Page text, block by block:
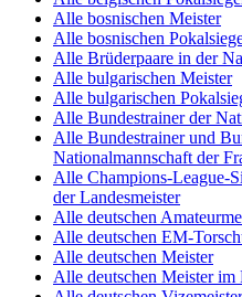
Alle bosnischen Meister
Alle bosnischen
Alle Brüderpaare in der
Alle bulgarischen Meister
Alle bulgarischen
Alle Bundestrainer der
Alle Bundestrainer und
Nationalmannschaft der
Alle Champions-League-
der Landesmeister
Alle deutschen
Alle deutschen EM-
Alle deutschen Meister
Alle deutschen Meister im